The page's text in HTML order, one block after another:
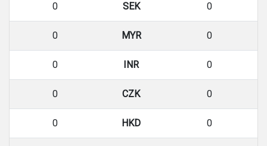
0 SEK 0
0 MYR 0
0 INR 0
0 CZK 0
0 HKD 0